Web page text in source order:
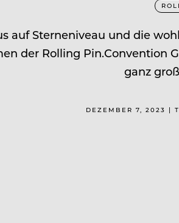
auf Sterneniveau und die
der Rolling Pin.Convention
ganz
DEZEMBER 7, 2023 |